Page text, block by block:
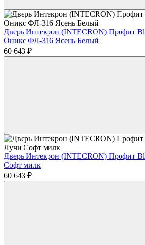
Дверь Интекрон (INTECRON) Профит
Оникс ФЛ-316 Ясень Белый
60 643 ₽
Дверь Интекрон (INTECRON) Профит
Софт милк
60 643 ₽